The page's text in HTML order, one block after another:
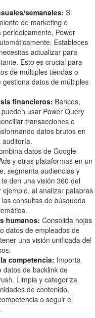
semanales: Si
de marketing o
Power
Estableces
actualizar para
Esto es crucial para
de múltiples tiendas o
datos de múltiples
financieros: Bancos,
usar Power Query
transacciones o
datos brutos en
auditoría.
datos de Google
y otras plataformas en un
segmenta audiencias y
den una visión 360 del
al analizar palabras
consultas de búsqueda
humanos: Consolida hojas
datos de empleados de
una visión unificada del
competencia: Importa
datos de backlink de
Limpia y categoriza
de contenido,
o seguir el